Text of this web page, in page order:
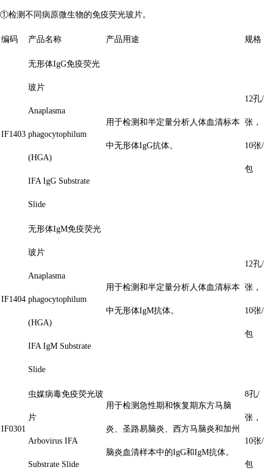
①检测不同病原微生物的免疫荧光玻片。
编码 产品名称 产品用途 规格
IF1403
无形体IgG免疫荧光
玻片
Anaplasma
phagocytophilum
(HGA)
IFA IgG Substrate
Slide
用于检测和半定量分析人体血清标本
中无形体IgG抗体。
12孔/
张，
10张/
包
IF1404
无形体IgM免疫荧光
玻片
Anaplasma
phagocytophilum
(HGA)
IFA IgM Substrate
Slide
用于检测和半定量分析人体血清标本
中无形体IgM抗体。
12孔/
张，
10张/
包
IF0301
虫媒病毒免疫荧光玻
片
Arbovirus IFA
Substrate Slide
用于检测急性期和恢复期东方马脑
炎、圣路易脑炎、西方马脑炎和加州
脑炎血清样本中的IgG和IgM抗体。
8孔/
张，
10张/
包